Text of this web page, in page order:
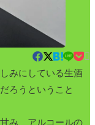

みにしている生酒
ろうということ
み、アルコールの